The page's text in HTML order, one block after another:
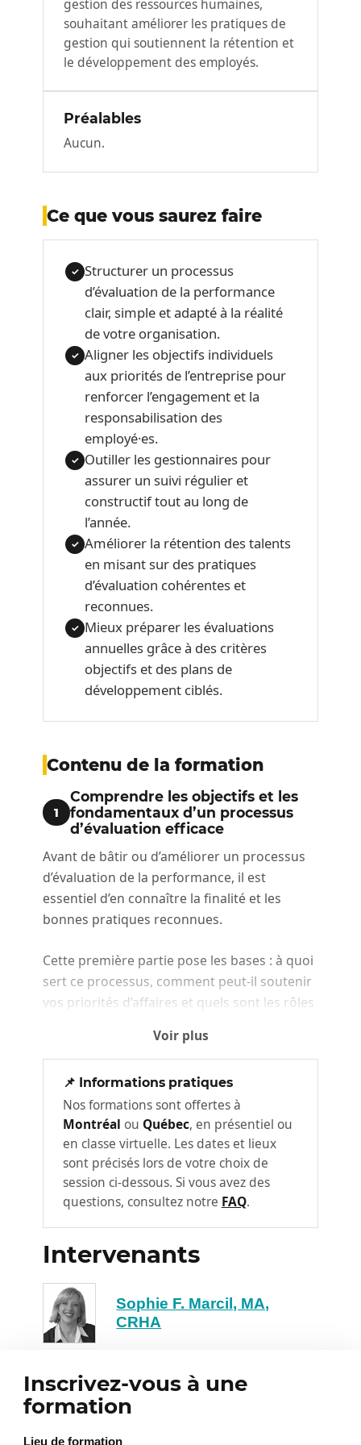
gestion des ressources humaines,
souhaitant améliorer les pratiques de
gestion qui soutiennent la rétention et
le développement des employés.
Préalables
Aucun.
Ce que vous saurez faire
✓ Structurer un processus
d’évaluation de la performance
clair, simple et adapté à la réalité
de votre organisation.
✓ Aligner les objectifs individuels
aux priorités de l’entreprise pour
renforcer l’engagement et la
responsabilisation des
employé·es.
✓ Outiller les gestionnaires pour
assurer un suivi régulier et
constructif tout au long de
l’année.
✓ Améliorer la rétention des talents
en misant sur des pratiques
d’évaluation cohérentes et
reconnues.
✓ Mieux préparer les évaluations
annuelles grâce à des critères
objectifs et des plans de
développement ciblés.
Contenu de la formation
1
Comprendre les objectifs et les
fondamentaux d’un processus
d’évaluation efficace
Avant de bâtir ou d’améliorer un processus
d’évaluation de la performance, il est
essentiel d’en connaître la finalité et les
bonnes pratiques reconnues.
Cette première partie pose les bases : à quoi
sert ce processus, comment peut-il soutenir
vos priorités d’affaires et quels sont les rôles
gestionnaire ou employé·e, s’y engage
réellement.
Vous aborderez aussi les ingrédients clés
d’une démarche réussie… ainsi que les
pièges fréquents à éviter.
Structurer les trois grandes
phases d’un processus
Pour que l’évaluation de la performance soit
un véritable outil de gestion, elle doit
reposer sur un processus planifié et
cohérent. Ici, vous aborderez la conception
ou la révision de votre démarche autour de
1. la planification initiale
Voir plus
📌 Informations pratiques
Nos formations sont offertes à
Montréal ou Québec, en présentiel ou
en classe virtuelle. Les dates et lieux
sont précisés lors de votre choix de
session ci-dessous. Si vous avez des
questions, consultez notre FAQ.
Intervenants
Sophie F. Marcil, MA,
CRHA
Inscrivez-vous à une
formation
Lieu de formation